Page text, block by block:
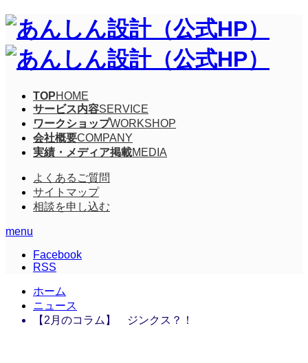
TOPHOME
サービス内容SERVICE
ワークショップWORKSHOP
会社概要COMPANY
実績・メディア掲載MEDIA
よくあるご質問
サイトマップ
相談を申し込む
menu
Facebook
RSS
ホーム
ニュース
【2月のコラム】 ジンクス？！